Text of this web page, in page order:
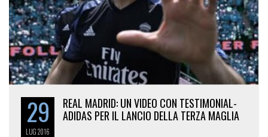
29
LUG2016
REAL MADRID: UN VIDEO CON TESTIMONIAL-
ADIDAS PER IL LANCIO DELLA TERZA MAGLIA